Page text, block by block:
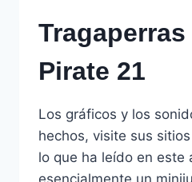
Si estÃ¡s buscando
digital, es importante
esta guÃ­a sobre los
bono sin depÃ³sito en
encontrarÃ¡s
promociones y
Pirate 21
Los gráficos y los
hechos, visite sus
lo que ha leído en este